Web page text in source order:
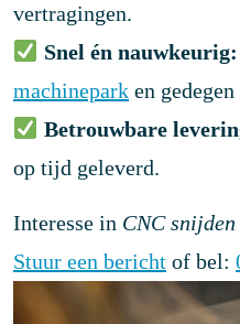
vertragingen.
Snel én nauwkeurig:
machinepark en
Betrouwbare
op tijd geleverd.
Interesse in CNC snijden
Stuur een bericht of bel: